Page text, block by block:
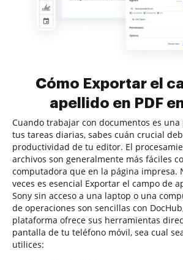
Cómo Exportar el
apellido en PDF
Cuando trabajar con documentos es
tus tareas diarias, sabes cuán crucial
productividad de tu editor. El
archivos son generalmente más fáciles
computadora que en la página impresa.
veces es esencial Exportar el campo de
Sony sin acceso a una laptop o una
de operaciones son sencillas con
plataforma ofrece sus herramientas
pantalla de tu teléfono móvil, sea cual
utilices: